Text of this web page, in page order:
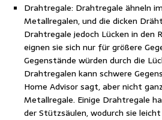
Drahtregale: Drahtregale ähneln
Metallregalen, und die dicken
Drahtregale jedoch Lücken in den
eignen sie sich nur für größere
Gegenstände würden durch die
Drahtregalen kann schwere
Home Advisor sagt, aber nicht
Metallregale. Einige Drahtregale
der Stützsäulen, wodurch sie